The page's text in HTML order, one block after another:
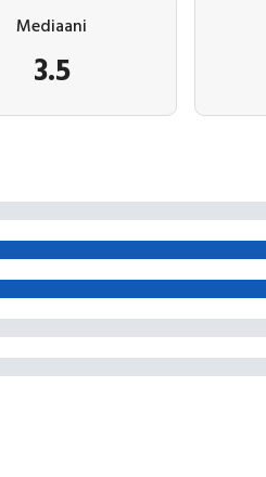
Mediaani
3.5